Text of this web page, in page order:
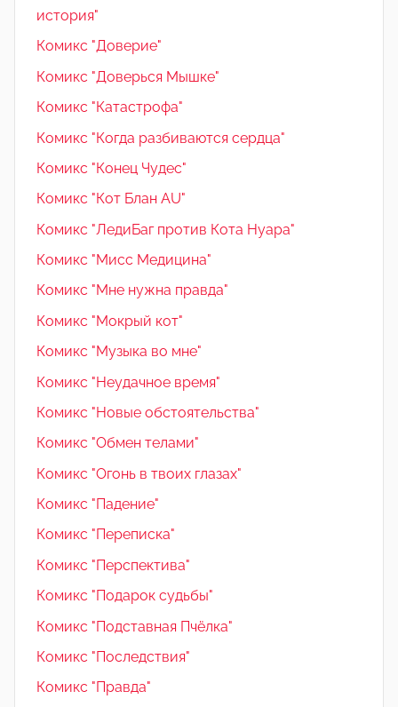
история"
Комикс "Доверие"
Комикс "Доверься Мышке"
Комикс "Катастрофа"
Комикс "Когда разбиваются сердца"
Комикс "Конец Чудес"
Комикс "Кот Блан AU"
Комикс "ЛедиБаг против Кота Нуара"
Комикс "Мисс Медицина"
Комикс "Мне нужна правда"
Комикс "Мокрый кот"
Комикс "Музыка во мне"
Комикс "Неудачное время"
Комикс "Новые обстоятельства"
Комикс "Обмен телами"
Комикс "Огонь в твоих глазах"
Комикс "Падение"
Комикс "Переписка"
Комикс "Перспектива"
Комикс "Подарок судьбы"
Комикс "Подставная Пчёлка"
Комикс "Последствия"
Комикс "Правда"